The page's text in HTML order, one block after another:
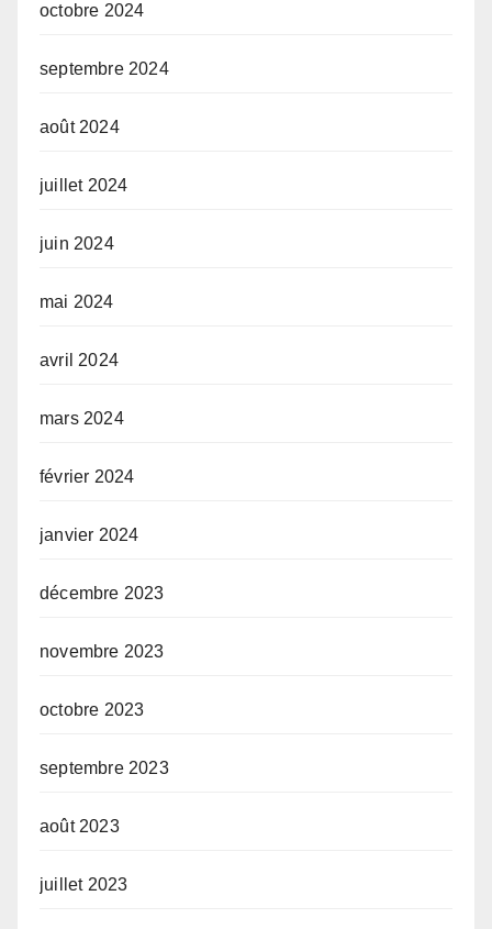
octobre 2024
septembre 2024
août 2024
juillet 2024
juin 2024
mai 2024
avril 2024
mars 2024
février 2024
janvier 2024
décembre 2023
novembre 2023
octobre 2023
septembre 2023
août 2023
juillet 2023